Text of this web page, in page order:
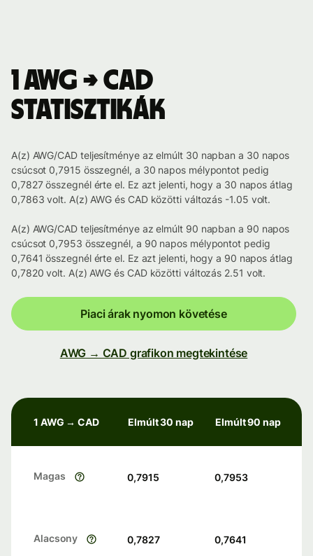
1 AWG → CAD
statisztikák
A(z) AWG/CAD teljesítménye az elmúlt 30 napban a 30 napos
csúcsot 0,7915 összegnél, a 30 napos mélypontot pedig
0,7827 összegnél érte el. Ez azt jelenti, hogy a 30 napos átlag
0,7863 volt. A(z) AWG és CAD közötti változás -1.05 volt.
A(z) AWG/CAD teljesítménye az elmúlt 90 napban a 90 napos
csúcsot 0,7953 összegnél, a 90 napos mélypontot pedig
0,7641 összegnél érte el. Ez azt jelenti, hogy a 90 napos átlag
0,7820 volt. A(z) AWG és CAD közötti változás 2.51 volt.
Piaci árak nyomon követése
AWG → CAD grafikon megtekintése
1 AWG → CAD Elmúlt 30 nap Elmúlt 90 nap
Magas 0,7915 0,7953
Alacsony 0,7827 0,7641